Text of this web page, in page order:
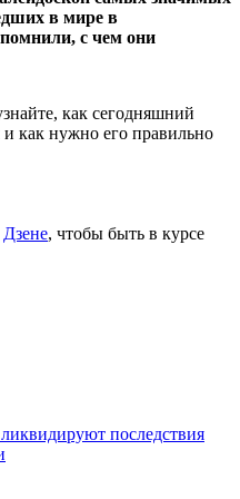
в мире в
с чем они
как сегодняшний
как нужно его правильно
Дзене, чтобы быть в курсе
последствия